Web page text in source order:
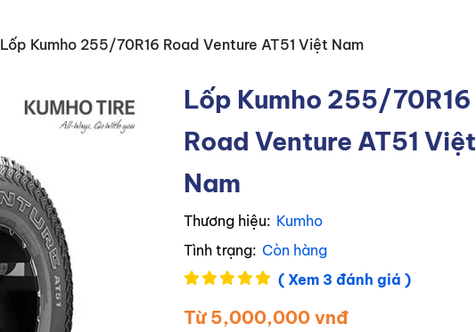
Lốp Kumho 255/70R16 Road Venture AT51 Việt Nam
Lốp Kumho 255/70R16
Road Venture AT51 Việt
Nam
Thương hiệu: Kumho
Tình trạng: Còn hàng
( Xem 3 đánh giá )
Từ 5,000,000 vnđ